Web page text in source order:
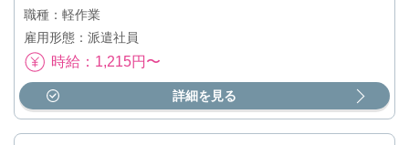
職種：軽作業
雇用形態：派遣社員
時給：1,215円〜
詳細を見る